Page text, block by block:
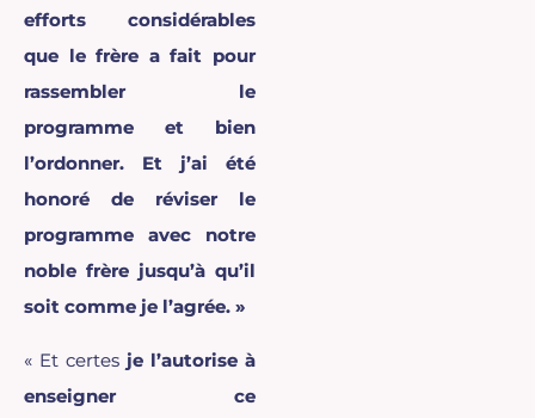
efforts considérables
que le frère a fait pour
rassembler le
programme et bien
l’ordonner. Et j’ai été
honoré de réviser le
programme avec notre
noble frère jusqu’à qu’il
soit comme je l’agrée. »
« Et certes je l’autorise à
enseigner ce